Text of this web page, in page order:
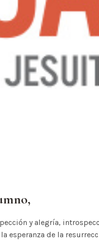
y alegría,
esperanza de la